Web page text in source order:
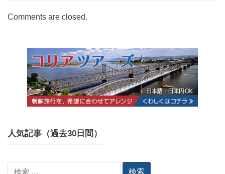
Comments are closed.
人気記事（過去30日間）